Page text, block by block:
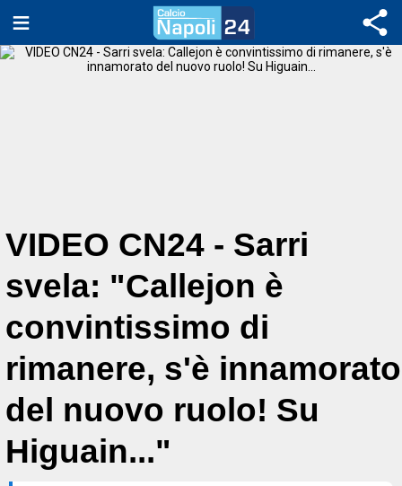
VIDEO CN24 - Sarri
svela: "Callejon è
convintissimo di
rimanere, s'è innamorato
del nuovo ruolo! Su
Higuain..."